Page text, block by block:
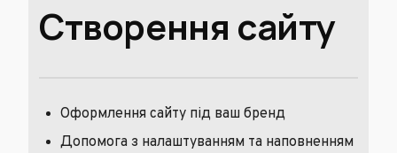
Створення сайту
Оформлення сайту під ваш бренд
Допомога з налаштуванням та наповненням